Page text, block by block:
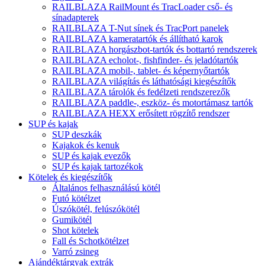
RAILBLAZA RailMount és TracLoader cső- és
sínadapterek
RAILBLAZA T-Nut sínek és TracPort panelek
RAILBLAZA kameratartók és állítható karok
RAILBLAZA horgászbot-tartók és bottartó rendszerek
RAILBLAZA echolot-, fishfinder- és jeladótartók
RAILBLAZA mobil-, tablet- és képernyőtartók
RAILBLAZA világítás és láthatósági kiegészítők
RAILBLAZA tárolók és fedélzeti rendszerezők
RAILBLAZA paddle-, eszköz- és motortámasz tartók
RAILBLAZA HEXX erősített rögzítő rendszer
SUP és kajak
SUP deszkák
Kajakok és kenuk
SUP és kajak evezők
SUP és kajak tartozékok
Kötelek és kiegészítők
Általános felhasználású kötél
Futó kötélzet
Úszókötél, felúszókötél
Gumikötél
Shot kötelek
Fall és Schotkötélzet
Varró zsineg
Ajándéktárgyak extrák